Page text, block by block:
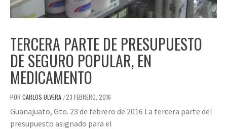
TERCERA PARTE DE PRESUPUESTO
DE SEGURO POPULAR, EN
MEDICAMENTO
POR CARLOS OLVERA /23 FEBRERO, 2016
Guanajuato, Gto. 23 de febrero de 2016 La tercera parte del
presupuesto asignado para el